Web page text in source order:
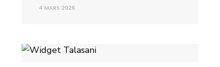
4 MARS 2026